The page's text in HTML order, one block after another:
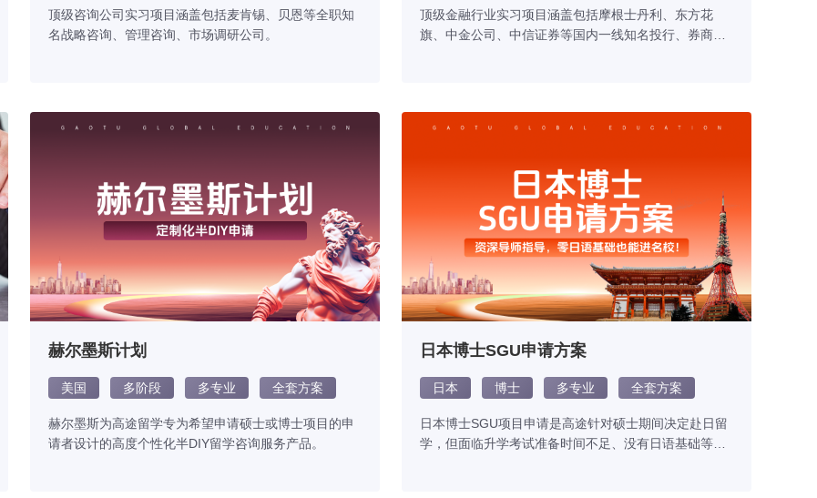
顶级咨询公司实习项目涵盖包括麦肯锡、贝恩等全职知
名战略咨询、管理咨询、市场调研公司。
顶级金融行业实习项目涵盖包括摩根士丹利、东方花
旗、中金公司、中信证券等国内一线知名投行、券商的
赫尔墨斯计划
美国 多阶段 多专业 全套方案
赫尔墨斯为高途留学专为希望申请硕士或博士项目的申
请者设计的高度个性化半DIY留学咨询服务产品。
日本博士SGU申请方案
日本 博士 多专业 全套方案
日本博士SGU项目申请是高途针对硕士期间决定赴日留
学，但面临升学考试准备时间不足、没有日语基础等困